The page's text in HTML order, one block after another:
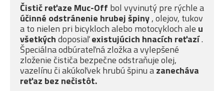
Čistič reťaze Muc-Off bol vyvinutý pre rýchle a
účinné odstránenie hrubej špiny, olejov, tukov
a to nielen pri bicykloch alebo motocykloch ale u
všetkýchdoposiaľexistujúcich hnacích reťazí.
Špeciálna odbúrateľná zložka a vylepšené
zloženie čističa bezpečne odstraňuje olej,
vazelínu či akúkoľvek hrubú špinu azanecháva
reťaz bez nečistôt.